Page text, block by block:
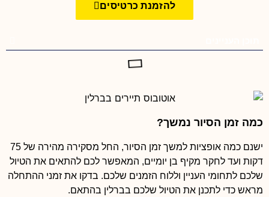
להזמנת כרטיסים
כמה זמן הסיור נמשך?
ישנם כמה אופציות למשך זמן הסיור, החל מסקירה מהירה של 75
דקות ועד לחקר מקיף בן יומיים, המאפשר לכם להתאים את הטיול
שלכם לתחומי העניין וללוח הזמנים שלכם. בדקו את זמני ההתחלה
מראש כדי לתכנן את הטיול שלכם בברלין בהתאם.